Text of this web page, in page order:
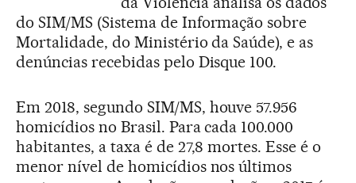
do SIM/MS (Sistema de Informação sobre
Mortalidade, do Ministério da Saúde), e as
denúncias recebidas pelo Disque 100.
Em 2018, segundo SIM/MS, houve 57.956
homicídios no Brasil. Para cada 100.000
habitantes, a taxa é de 27,8 mortes. Esse é o
menor nível de homicídios nos últimos